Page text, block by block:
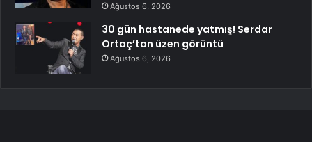
Ağustos 6, 2026
30 gün hastanede yatmış! Serdar
Ortaç’tan üzen görüntü
Ağustos 6, 2026